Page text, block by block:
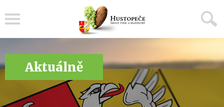
Aktuálně